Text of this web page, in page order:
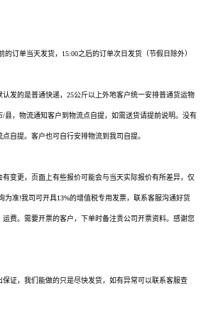
的订单当天发货，15:00之后的订单次日发货（节假日除外）
认发的是普通快递，25公斤以上外地客户统一安排普通货运物
/县，物流通知客户到物流点自提，如需送货请提前说明。没有
自提。客户也可自行安排物流到我司自提。
有变更，页面上有些报价可能会与当天实际报价有所差异，仅
为准!我司可开具13%的增值税专用发票，联系客服沟通好货
运费。需要开票的客户，下单时备注贵公司开票资料。感谢您
保证，我们能做的只是尽快发货，如有异常可以联系客服查